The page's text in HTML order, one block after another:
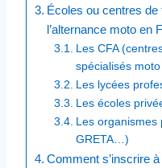
Écoles ou centres
l’alternance moto en
Les CFA
spécialisés moto
Les lycées
Les écoles
Les organismes
GRETA…)
Comment s’inscrire